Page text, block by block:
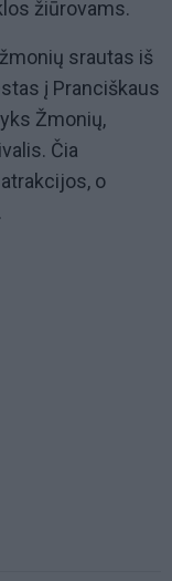
žiūrovams.
srautas iš
į Pranciškaus
Žmonių,
Čia
o